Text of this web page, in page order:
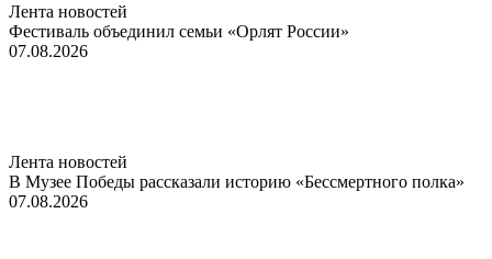
Лента новостей
Фестиваль объединил семьи «Орлят России»
07.08.2026
Лента новостей
В Музее Победы рассказали историю «Бессмертного полка»
07.08.2026